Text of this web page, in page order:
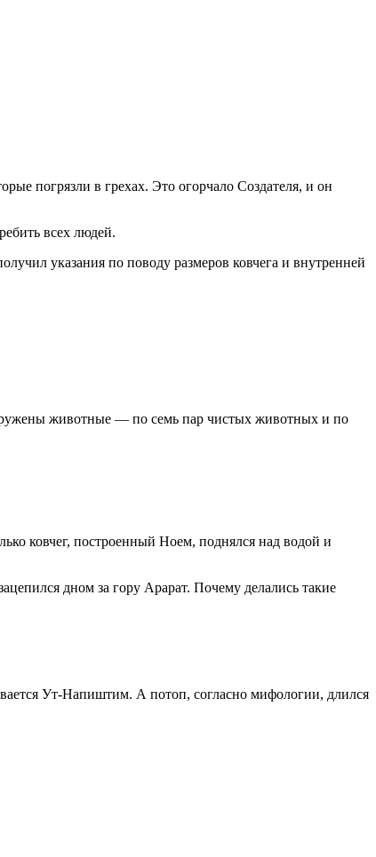
погрязли в грехах. Это огорчало Создателя, и он
всех людей.
указания по поводу размеров ковчега и внутренней
животные — по семь пар чистых животных и по
ковчег, построенный Ноем, поднялся над водой и
дном за гору Арарат. Почему делались такие
Ут-Напиштим. А потоп, согласно мифологии, длился